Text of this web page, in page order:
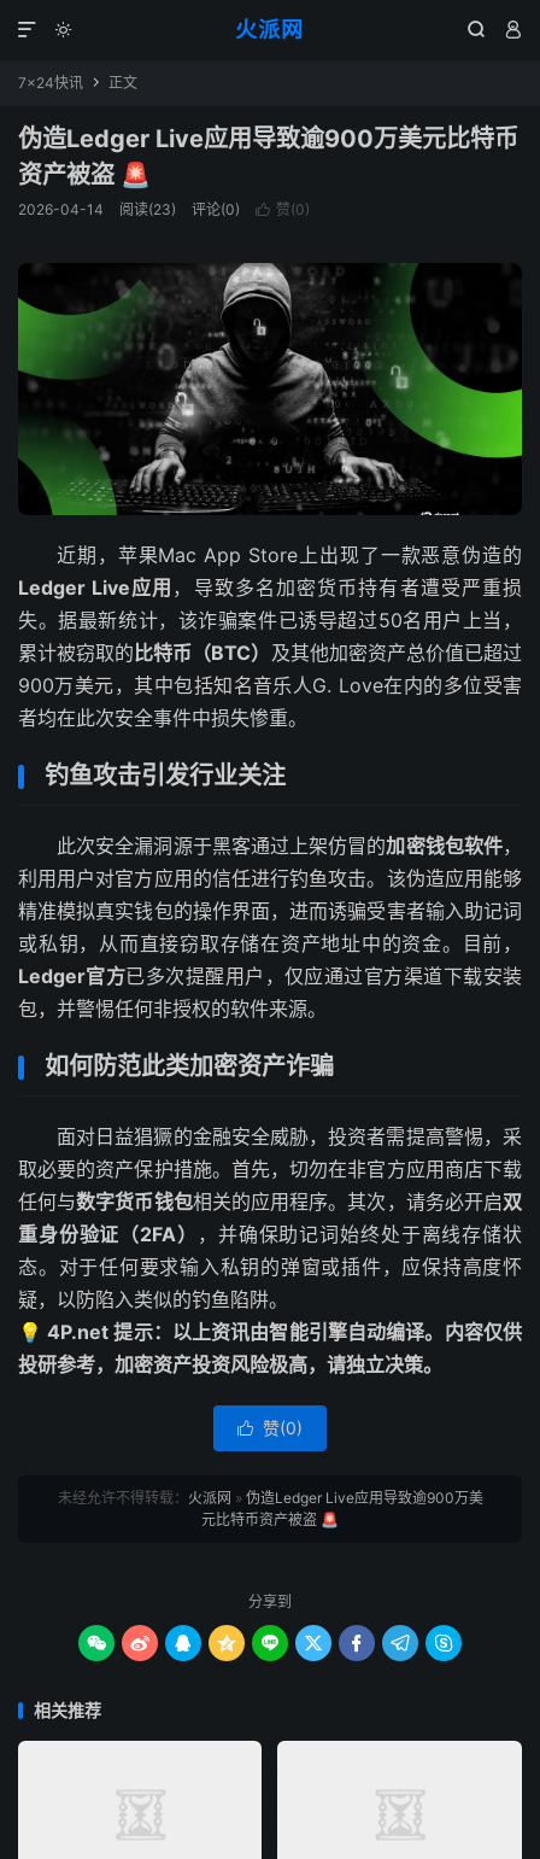
火派网
  

7×24快讯  正文
伪造Ledger Live应用导致逾900万美元比特币
资产被盗 🚨
2026-04-14 阅读(23) 评论(0)  赞(0)
近期，苹果Mac App Store上出现了一款恶意伪造的
Ledger Live应用 ，导致多名加密货币持有者遭受严重损
失。据最新统计，该诈骗案件已诱导超过50名用户上当，
累计被窃取的比特币（BTC） 及其他加密资产总价值已超过
900万美元，其中包括知名音乐人G. Love在内的多位受害
者均在此次安全事件中损失惨重。
钓鱼攻击引发行业关注
此次安全漏洞源于黑客通过上架仿冒的加密钱包软件，
利用用户对官方应用的信任进行钓鱼攻击。该伪造应用能够
精准模拟真实钱包的操作界面，进而诱骗受害者输入助记词
或私钥，从而直接窃取存储在资产地址中的资金。目前，
Ledger官方已多次提醒用户，仅应通过官方渠道下载安装
包，并警惕任何非授权的软件来源。
如何防范此类加密资产诈骗
面对日益猖獗的金融安全威胁，投资者需提高警惕，采
取必要的资产保护措施。首先，切勿在非官方应用商店下载
任何与数字货币钱包相关的应用程序。其次，请务必开启双
重身份验证（2FA）
，并确保助记词始终处于离线存储状
态。对于任何要求输入私钥的弹窗或插件，应保持高度怀
疑，以防陷入类似的钓鱼陷阱。
💡 4P.net 提示：以上资讯由智能引擎自动编译。内容仅供
投研参考，加密资产投资风险极高，请独立决策。
 赞(0)
未经允许不得转载： 火派网 » 伪造Ledger Live应用导致逾900万美
元比特币资产被盗 🚨
分享到
        
相关推荐